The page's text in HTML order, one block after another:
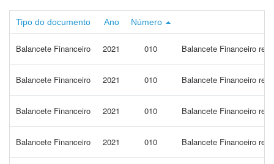
Tipo do documento Ano Número
Balancete Financeiro 2021 010 Balancete Financeiro
Balancete Financeiro 2021 010 Balancete Financeiro
Balancete Financeiro 2021 010 Balancete Financeiro
Balancete Financeiro 2021 010 Balancete Financeiro